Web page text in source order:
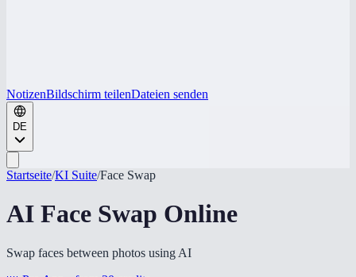
NotizenBildschirm teilenDateien senden
DE
Startseite/KI Suite/Face Swap
AI Face Swap Online
Swap faces between photos using AI